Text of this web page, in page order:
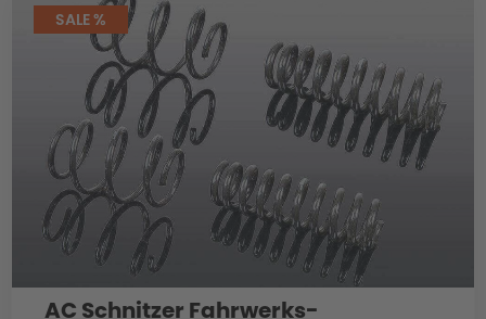
SALE %
AC Schnitzer Fahrwerks-